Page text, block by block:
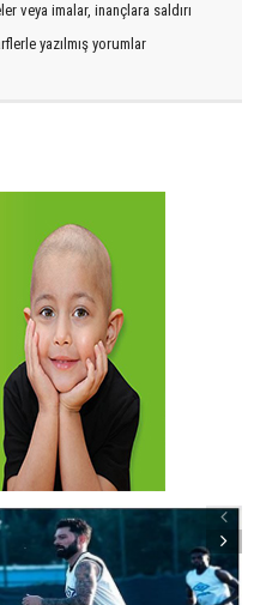
veya imalar, inançlara saldırı
yazılmış yorumlar